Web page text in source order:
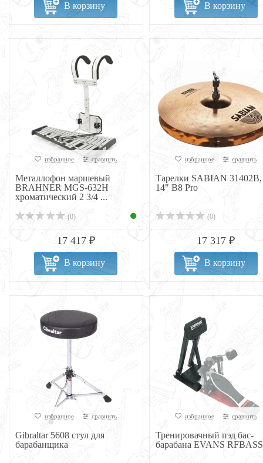
В корзину В корзину
избранное сравнить
Металлофон маршевый
BRAHNER MGS-632H
хроматический 2 3/4 ...
(0)
17 417 ₽
В корзину
избранное сравнить
Тарелки SABIAN 31402B,
14" B8 Pro
(0)
17 317 ₽
В корзину
избранное сравнить
Gibraltar 5608 стул для
барабанщика
избранное сравнить
Тренировачный пэд бас-
барабана EVANS RFBASS